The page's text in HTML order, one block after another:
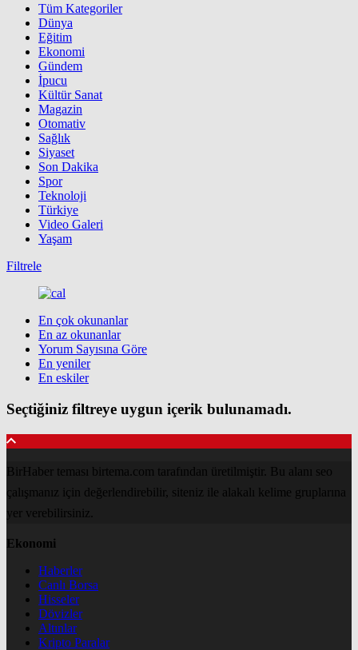
Tüm Kategoriler
Dünya
Eğitim
Ekonomi
Gündem
İpucu
Kültür Sanat
Magazin
Otomativ
Sağlık
Siyaset
Son Dakika
Spor
Teknoloji
Türkiye
Video Galeri
Yaşam
Filtrele
En çok okunanlar
En az okunanlar
Yorum Sayısına Göre
En yeniler
En eskiler
Seçtiğiniz filtreye uygun içerik bulunamadı.
BirHaber teması birtema.com tarafından üretilmiştir. Bu alanı seo
çalışmanız için değerlendirebilir, siteniz ile alakalı kelime gruplarına
yer verebilirsiniz.
Ekonomi
Haberler
Canlı Borsa
Hisseler
Dövizler
Altınlar
Kripto Paralar